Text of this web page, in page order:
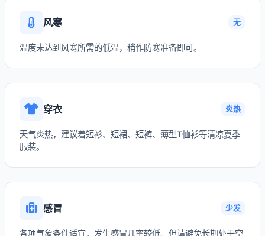
风寒 无
温度未达到风寒所需的低温，稍作防寒准备即可。
穿衣 炎热
天气炎热，建议着短衫、短裙、短裤、薄型T恤衫等清凉夏季
服装。
感冒 少发
各项气象条件适宜，发生感冒几率较低。但请避免长期处于空